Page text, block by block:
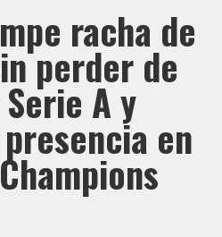
racha de
perder de
A y
en